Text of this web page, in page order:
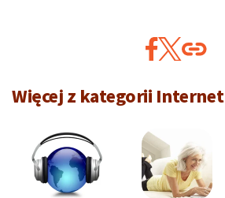
Więcej z kategorii Internet